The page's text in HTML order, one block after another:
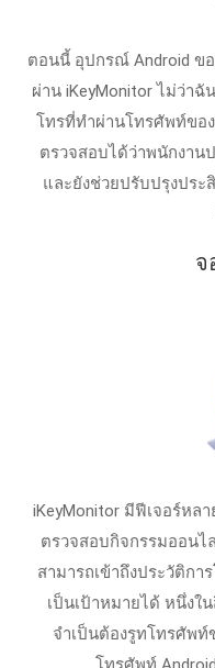
ตอนนี้ อุปกรณ์ Android ข
ผ่าน iKeyMonitor ไม่ว่า
โทรที่ทำผ่านโทรศัพท์ขอ
ตรวจสอบได้ว่าพนักงา
และยังช่วยปรับปรุงประ
จ
iKeyMonitor มีฟีเจอร์ห
ตรวจสอบกิจกรรมออนไ
สามารถเข้าถึงประวัติกา
เป็นเป้าหมายได้ หนึ่ง
จำเป็นต้องรูทโทรศัพท์